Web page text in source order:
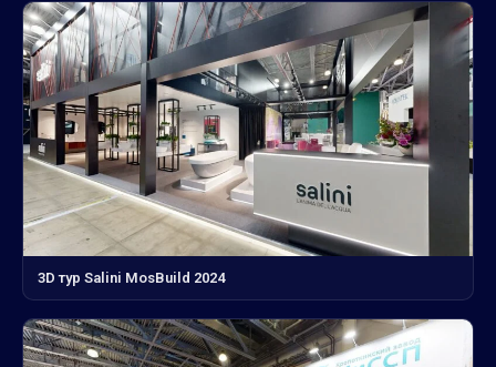
3D тур Salini MosBuild 2024